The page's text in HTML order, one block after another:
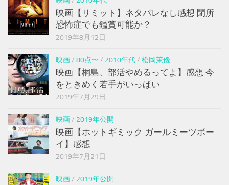
映画【リミット】ネタバレなし感想 閉所
恐怖症でも鑑賞可能か？
2019年8月12日
映画/ 80点〜 / 2010年代/ 松岡茉優
映画【桐島、部活やめるってよ】感想 今
をときめく若手がいっぱい
2019年7月29日
映画/ 2019年公開
映画【ホットギミック ガールミーツボー
イ】感想
2019年7月21日
映画/ 2019年公開